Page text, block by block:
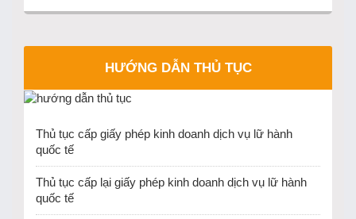
HƯỚNG DẪN THỦ TỤC
Thủ tục cấp giấy phép kinh doanh dịch vụ lữ hành
quốc tế
Thủ tục cấp lại giấy phép kinh doanh dịch vụ lữ hành
quốc tế